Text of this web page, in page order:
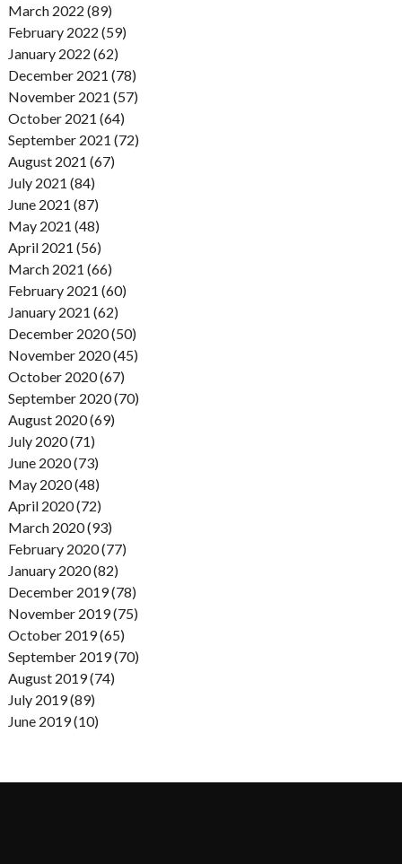
March 2022 (89)
February 2022 (59)
January 2022 (62)
December 2021 (78)
November 2021 (57)
October 2021 (64)
September 2021 (72)
August 2021 (67)
July 2021 (84)
June 2021 (87)
May 2021 (48)
April 2021 (56)
March 2021 (66)
February 2021 (60)
January 2021 (62)
December 2020 (50)
November 2020 (45)
October 2020 (67)
September 2020 (70)
August 2020 (69)
July 2020 (71)
June 2020 (73)
May 2020 (48)
April 2020 (72)
March 2020 (93)
February 2020 (77)
January 2020 (82)
December 2019 (78)
November 2019 (75)
October 2019 (65)
September 2019 (70)
August 2019 (74)
July 2019 (89)
June 2019 (10)